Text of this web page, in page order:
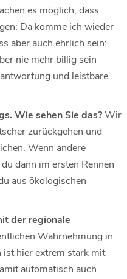
es möglich, dass
Da komme ich wieder
aber auch ehrlich sein:
nie mehr billig sein
und leistbare
Wie sehen Sie das?Wir
zurückgehen und
Wenn andere
dann im ersten Rennen
aus ökologischen
der regionale
Wahrnehmung in
ist hier extrem stark mit
automatisch auch